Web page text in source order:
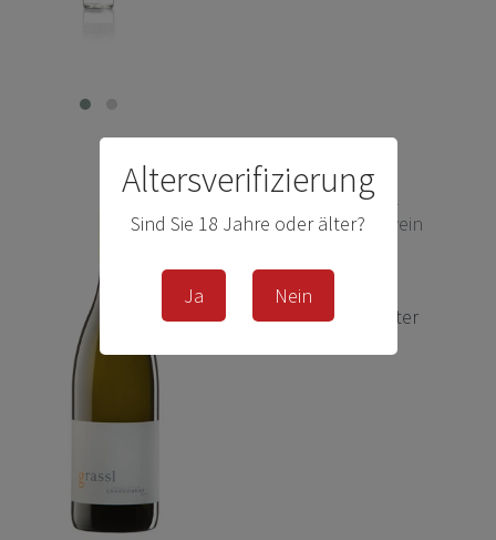
Altersverifizierung
Sind Sie 18 Jahre oder älter?
Ja Nein
Chardonnay Grassl -
Weingut Grassl - Weißwein
11,50 € *
0.75
Liter| 15,33 € / Liter